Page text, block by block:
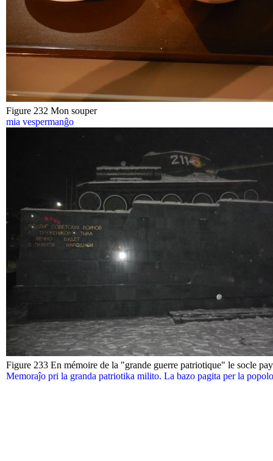
Figure 232 Mon souper
mia vespermanĝo
Figure 233 En mémoire de la "grande guerre patriotique" le socle
Memoraĵo pri la granda patriotika milito. La bazo pagita per la popolo